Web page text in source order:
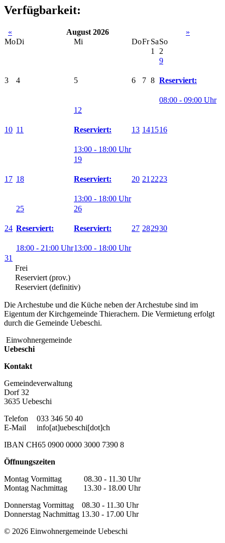
Verfügbarkeit:
« August 2026
»
MoDi Mi DoFr SaSo
1
2
3 4 5 6 7 8
9
Reserviert:
08:00 - 09:00 Uhr
10 11
12
Reserviert:
13:00 - 18:00 Uhr
13 141516
17 18
19
Reserviert:
13:00 - 18:00 Uhr
20 21 2223
24
25
Reserviert:
18:00 - 21:00 Uhr
26
Reserviert:
13:00 - 18:00 Uhr
27 282930
31
Frei
Reserviert (prov.)
Reserviert (definitiv)
Die Archestube und die Küche neben der Archestube sind im
Eigentum der Kirchgemeinde Thierachern. Die Vermietung erfolgt
durch die Gemeinde Uebeschi.
Einwohnergemeinde
Uebeschi
Kontakt
Gemeindeverwaltung
Dorf 32
3635 Uebeschi
Telefon
033 346 50 40
E-Mail
info[at]uebeschi[dot]ch
IBAN CH65 0900 0000 3000 7390 8
Öffnungszeiten
Montag Vormittag 08.30 - 11.30 Uhr
Montag Nachmittag 13.30 - 18.00 Uhr
Donnerstag Vormittag 08.30 - 11.30 Uhr
Donnerstag Nachmittag 13.30 - 17.00 Uhr
© 2026 Einwohnergemeinde Uebeschi